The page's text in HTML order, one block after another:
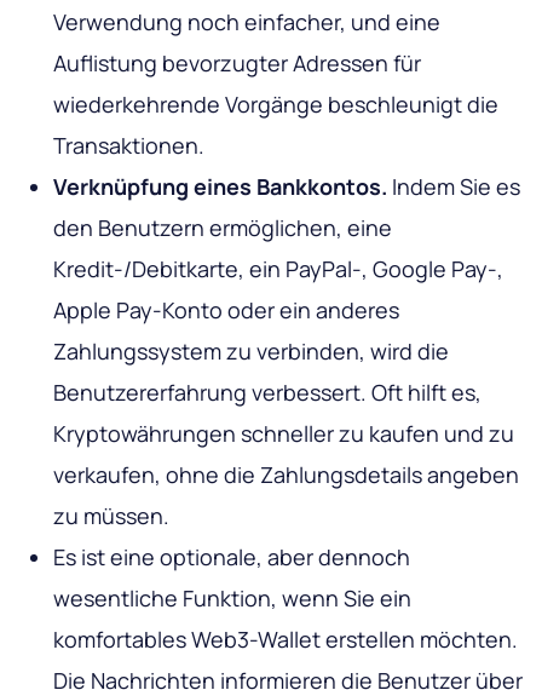
Verwendung noch einfacher, und eine
Auflistung bevorzugter Adressen für
wiederkehrende Vorgänge beschleunigt die
Transaktionen.
Verknüpfung eines Bankkontos. Indem Sie es
den Benutzern ermöglichen, eine
Kredit-/Debitkarte, ein PayPal-, Google Pay-,
Apple Pay-Konto oder ein anderes
Zahlungssystem zu verbinden, wird die
Benutzererfahrung verbessert. Oft hilft es,
Kryptowährungen schneller zu kaufen und zu
verkaufen, ohne die Zahlungsdetails angeben
zu müssen.
Es ist eine optionale, aber dennoch
wesentliche Funktion, wenn Sie ein
komfortables Web3-Wallet erstellen möchten.
Die Nachrichten informieren die Benutzer über